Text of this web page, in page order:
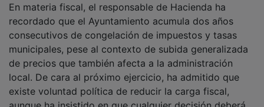
recordado que el Ayuntamiento acumula dos años
consecutivos de congelación de impuestos y tasas
municipales, pese al contexto de subida generalizada
de precios que también afecta a la administración
local. De cara al próximo ejercicio, ha admitido que
existe voluntad política de reducir la carga fiscal,
aunque ha insistido en que cualquier decisión deberá